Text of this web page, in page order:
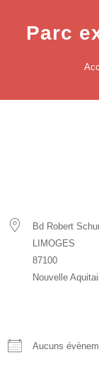
Parc
Bd Robert
LIMOGES
87100
Nouvelle
Aucuns